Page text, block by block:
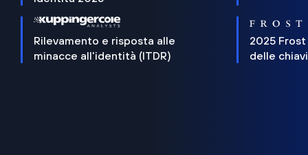
Rilevamento e risposta alle
minacce all'identità (ITDR)
2025 Frost
delle